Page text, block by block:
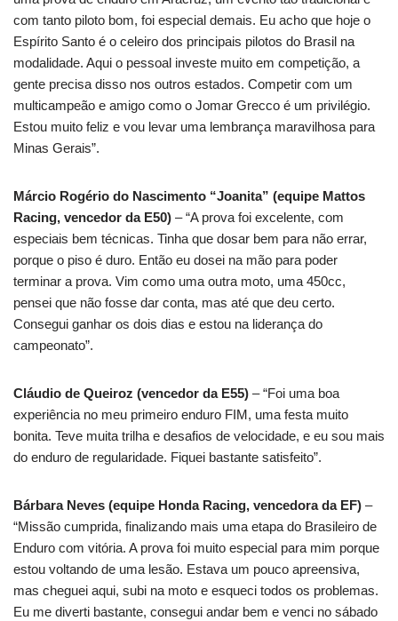
com tanto piloto bom, foi especial demais. Eu acho que hoje o
Espírito Santo é o celeiro dos principais pilotos do Brasil na
modalidade. Aqui o pessoal investe muito em competição, a
gente precisa disso nos outros estados. Competir com um
multicampeão e amigo como o Jomar Grecco é um privilégio.
Estou muito feliz e vou levar uma lembrança maravilhosa para
Minas Gerais”.
Márcio Rogério do Nascimento “Joanita” (equipe Mattos
Racing, vencedor da E50) – “A prova foi excelente, com
especiais bem técnicas. Tinha que dosar bem para não errar,
porque o piso é duro. Então eu dosei na mão para poder
terminar a prova. Vim como uma outra moto, uma 450cc,
pensei que não fosse dar conta, mas até que deu certo.
Consegui ganhar os dois dias e estou na liderança do
campeonato”.
Cláudio de Queiroz (vencedor da E55) – “Foi uma boa
experiência no meu primeiro enduro FIM, uma festa muito
bonita. Teve muita trilha e desafios de velocidade, e eu sou mais
do enduro de regularidade. Fiquei bastante satisfeito”.
Bárbara Neves (equipe Honda Racing, vencedora da EF) –
“Missão cumprida, finalizando mais uma etapa do Brasileiro de
Enduro com vitória. A prova foi muito especial para mim porque
estou voltando de uma lesão. Estava um pouco apreensiva,
mas cheguei aqui, subi na moto e esqueci todos os problemas.
Eu me diverti bastante, consegui andar bem e venci no sábado